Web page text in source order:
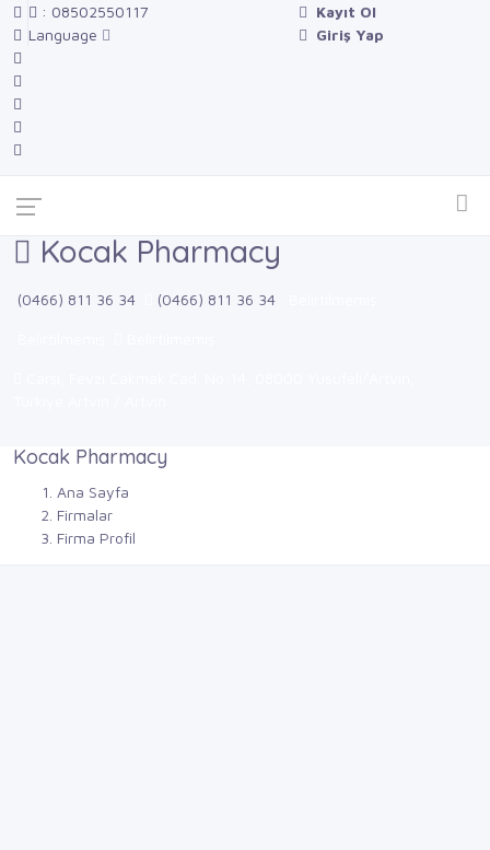
: 08502550117
Language
Kayıt Ol
Giriş Yap
Kocak Pharmacy
(0466) 811 36 34 (0466) 811 36 34
Kocak Pharmacy
Ana Sayfa
Firmalar
Firma Profil